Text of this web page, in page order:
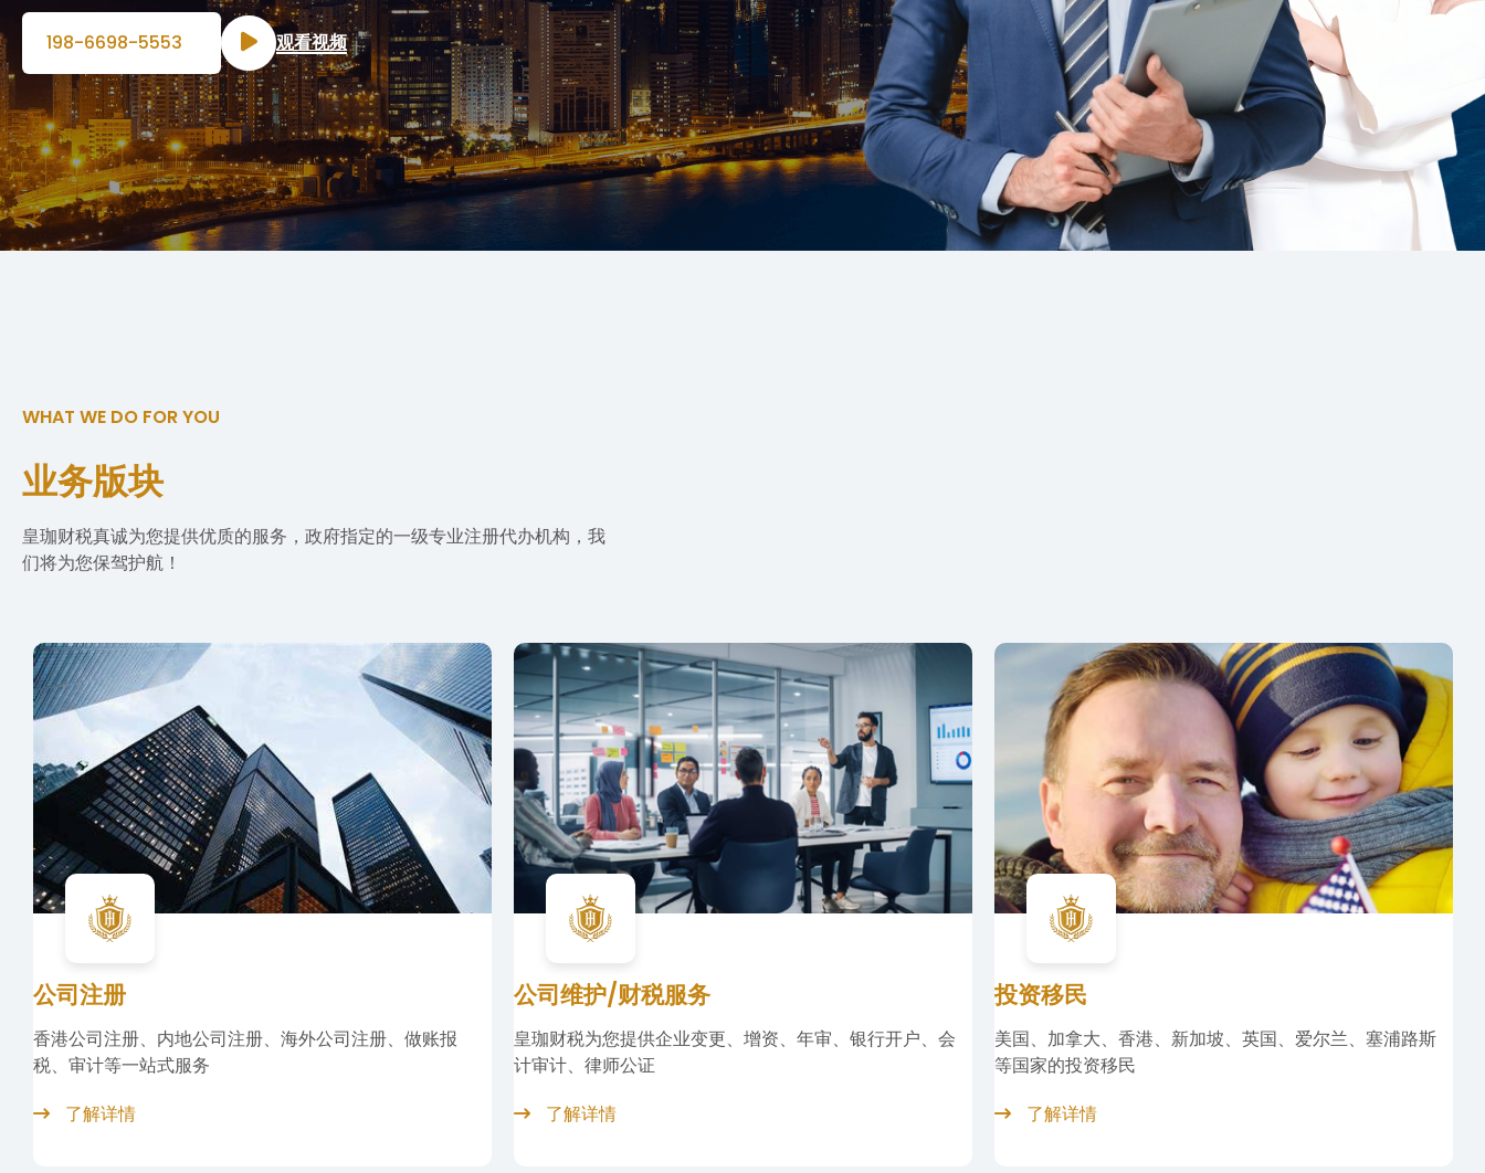
198-6698-5553 观看视频
WHAT WE DO FOR YOU
业务版块
皇珈财税真诚为您提供优质的服务，政府指定的一级专业注册代办机构，我
们将为您保驾护航！
公司维护/财税服务
皇珈财税为您提供企业变更、增资、年审、银行开户、会
计审计、律师公证
了解详情
投资移民
美国、加拿大、香港、新加坡、英国、爱尔兰、塞浦路斯
等国家的投资移民
了解详情
知识产权
提供包括全球130多个国家和地区的商标注册、专利注册、
会展及商务服务
了解详情